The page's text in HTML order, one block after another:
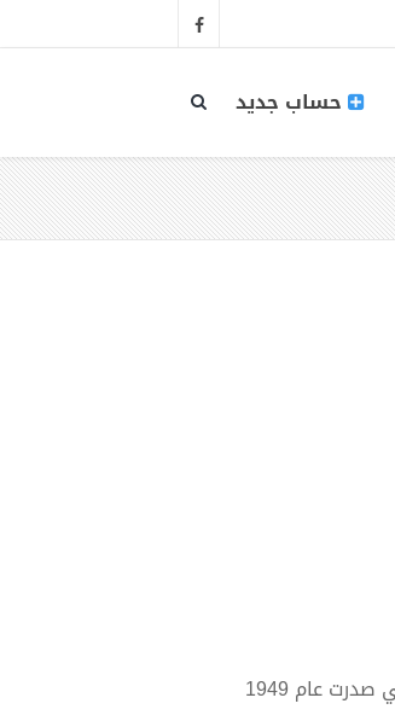
حساب جديد